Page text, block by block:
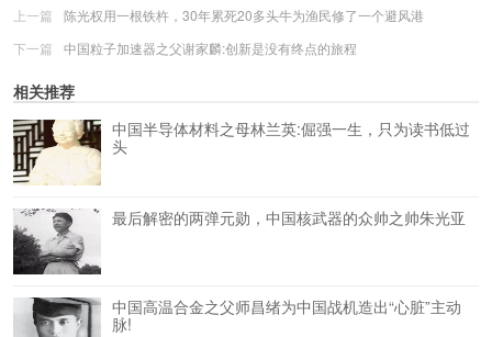
上一篇
陈光权用一根铁杵，30年累死20多头牛为渔民修了一个避风港
下一篇
中国粒子加速器之父谢家麟:创新是没有终点的旅程
相关推荐
中国半导体材料之母林兰英:倔强一生，只为读书低过
头
最后解密的两弹元勋，中国核武器的众帅之帅朱光亚
中国高温合金之父师昌绪为中国战机造出“心脏”主动
脉!